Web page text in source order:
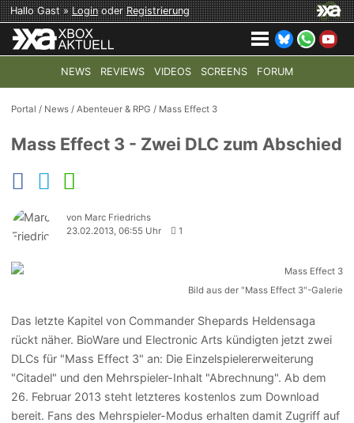
Hallo Gast »LoginoderRegistrierung
NEWS REVIEWS VIDEOS SCREENS FORUM
TOP-THEMEN: COD: MODERN WARFARE 4 HALO:
Portal / News /Abenteuer & RPG / Mass Effect 3
Mass Effect 3 - Zwei DLC zum Abschied
von Marc Friedrichs
23.02.2013, 06:55 Uhr
1
Bild aus der "Mass Effect 3"-Galerie
Das letzte Kapitel von Commander Shepards Heldensaga
rückt näher. BioWare und Electronic Arts kündigten jetzt zwei
DLCs für "Mass Effect 3" an: Die Einzelspielererweiterung
"Citadel" und den Mehrspieler-Inhalt "Abrechnung". Ab dem
26. Februar 2013 steht letzteres kostenlos zum Download
bereit. Fans des Mehrspieler-Modus erhalten damit Zugriff auf